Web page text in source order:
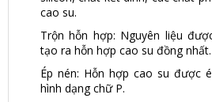
cao su.
Trộn hỗn hợp: Nguyên liệu
tạo ra hỗn hợp cao su đồng nhất.
Ép nén: Hỗn hợp cao su được
hình dạng chữ P.